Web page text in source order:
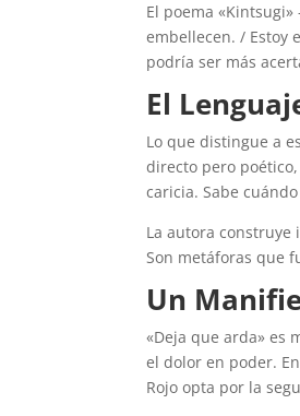
El poema
embellecen. / Estoy
podría ser más
El
Lo que distingue a
directo pero
caricia. Sabe
La autora construye
Son metáforas que
Un
«Deja que arda» es
el dolor en poder.
Rojo opta por la